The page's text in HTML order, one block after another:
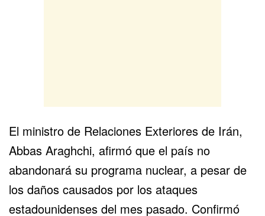
El ministro de Relaciones Exteriores de Irán,
Abbas Araghchi, afirmó que el país no
abandonará su programa nuclear, a pesar de
los daños causados por los ataques
estadounidenses del mes pasado. Confirmó